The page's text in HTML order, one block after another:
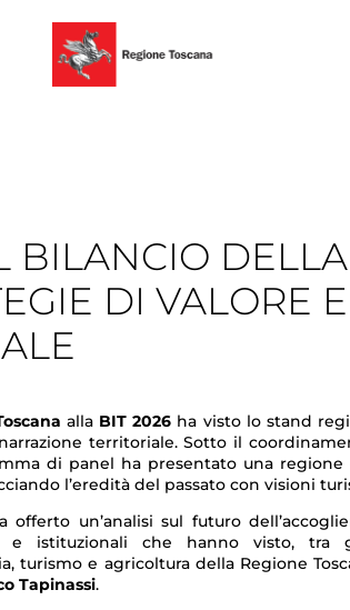
BILANCIO
DI VALORE
alla BIT 2026 ha visto lo stand
territoriale. Sotto il
di panel ha presentato una
l’eredità del passato con visioni
offerto un’analisi sul futuro
e istituzionali che hanno visto, tra
turismo e agricoltura della Regione
Tapinassi.